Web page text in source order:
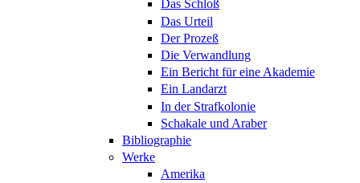
Das Schloß
Das Urteil
Der Prozeß
Die Verwandlung
Ein Bericht für eine Akademie
Ein Landarzt
In der Strafkolonie
Schakale und Araber
Bibliographie
Werke
Amerika